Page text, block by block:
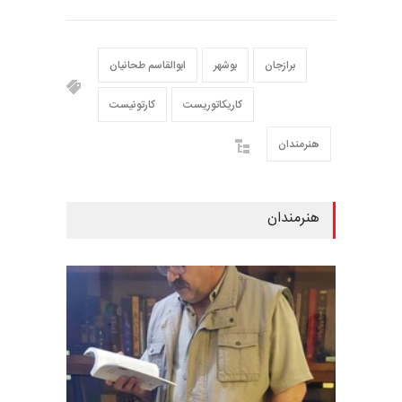
ابوالقاسم طحانیان بوشهر برازجان
کارتونیست کاریکاتوریست
هنرمندان
هنرمندان